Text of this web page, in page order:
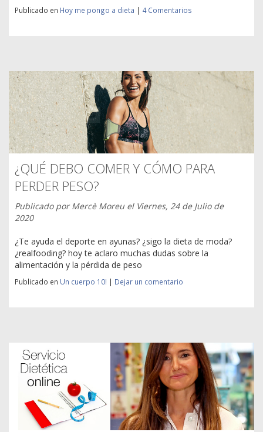
Publicado en Hoy me pongo a dieta | 4 Comentarios
¿QUÉ DEBO COMER Y CÓMO PARA
PERDER PESO?
Publicado porMercè Moreu el Viernes, 24 de Julio de
2020
¿Te ayuda el deporte en ayunas? ¿sigo la dieta de moda?
¿realfooding? hoy te aclaro muchas dudas sobre la
alimentación y la pérdida de peso
Publicado en Un cuerpo 10! | Dejar un comentario